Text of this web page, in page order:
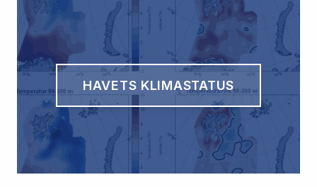
HAVETS KLIMASTATUS